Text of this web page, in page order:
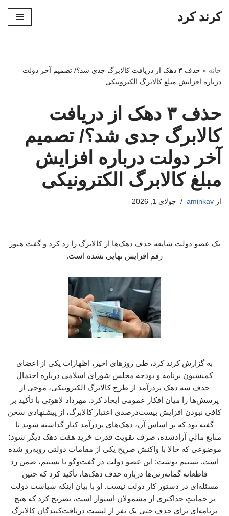
کرند کرد
خانه »
حذف ۳ دهک از دریافت کالابرگ جدی شد؟/ تصمیم آخر دولت
درباره افزایش مبلغ کالابرگ الکترونیکی
حذف ۳ دهک از دریافت
کالابرگ جدی شد؟/ تصمیم
آخر دولت درباره افزایش
مبلغ کالابرگ الکترونیکی
از aminkav جولای 1, 2026
یک عضو دولت شایعه حذف دهک‌ها از کالابرگ را رد کرد و گفت هنوز
رقم افزایش نهایی نشده است.
به گزارش کرند کرد، طی روزهای اخیر، اظهارات یکی از اعضای
کمیسیون برنامه و بودجه مجلس شورای اسلامی درباره احتمال
حذف سه دهک پردرآمد از طرح کالابرگ الکترونیکی، موجی از
پرسش‌ها را میان افکار عمومی ایجاد کرد. مهرداد لاهوتی با تأکید بر
کافی نبودن افزایش بیست‌درصدی اعتبار کالابرگ، از پیشنهادی سخن
گفته بود که بر اساس آن، دهک‌های پردرآمد کنار گذاشته شوند تا
منابع مالیِ آزادشده، صرف تقویت قدرت خرید هفت دهک دیگر شود؛
موضوعی که حالا با واکنش صریح یکی از مقامات دولتی روبه‌رو شده
است. تسنیم نوشت: این عضو دولت در گفت‌وگو با تسنیم، ضمن رد
قاطعانه گمانه‌زنی‌ها درباره حذف دهک‌ها، تأکید کرد که چنین
مسئله‌ای در دستور کار دولت نیست. او با بیان اینکه سیاست دولت
بر حمایتِ حداکثری از مشمولان استوار است، تصریح کرد که هیچ
برنامه‌ای برای حذف حتی یک نفر از لیست دریافت‌کنندگان کالابرگ